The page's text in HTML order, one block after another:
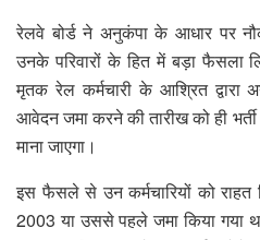
रेलवे बोर्ड ने अनुकंपा के आधार पर
उनके परिवारों के हित में बड़ा
मृतक रेल कर्मचारी के आश्रित द्वारा
आवेदन जमा करने की तारीख को ही
माना जाएगा।
इस फैसले से उन कर्मचारियों को
2003 या उससे पहले जमा किया गया